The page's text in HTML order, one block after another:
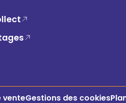
venteGestions des cookies